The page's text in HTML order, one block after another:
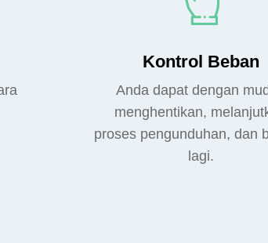
Kontrol Beban
Anda dapat dengan
menghentikan,
proses pengunduhan, dan
lagi.